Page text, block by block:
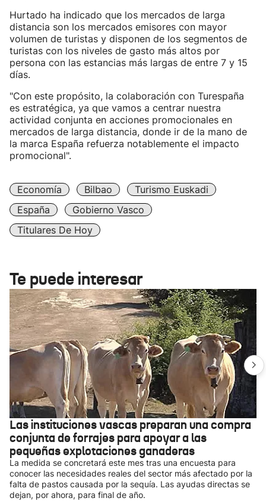
Hurtado ha indicado que los mercados de larga
distancia son los mercados emisores con mayor
volumen de turistas y disponen de los segmentos de
turistas con los niveles de gasto más altos por
persona con las estancias más largas de entre 7 y 15
días.
"Con este propósito, la colaboración con Turespaña
es estratégica, ya que vamos a centrar nuestra
actividad conjunta en acciones promocionales en
mercados de larga distancia, donde ir de la mano de
la marca España refuerza notablemente el impacto
promocional".
Economía Bilbao
Turismo Euskadi
España
Gobierno Vasco
Titulares De Hoy
Te puede interesar
Las instituciones vascas preparan una compra
conjunta de forrajes para apoyar a las
pequeñas explotaciones ganaderas
La medida se concretará este mes tras una encuesta para
conocer las necesidades reales del sector más afectado por la
falta de pastos causada por la sequía. Las ayudas directas se
dejan, por ahora, para final de año.